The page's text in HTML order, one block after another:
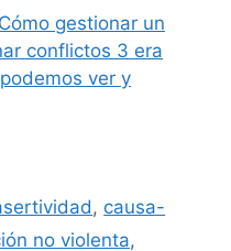
Cómo gestionar un
conflictos 3 era
ver y
, causa-
no violenta,